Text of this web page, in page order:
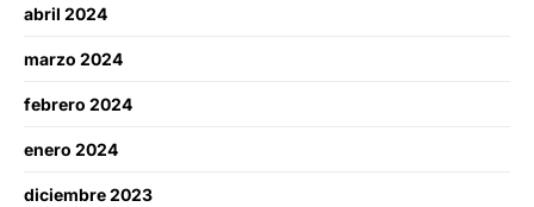
abril 2024
marzo 2024
febrero 2024
enero 2024
diciembre 2023